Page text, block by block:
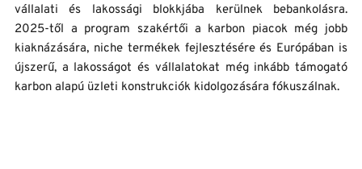
vállalati és lakossági blokkjába kerülnek bebankolásra.
2025-től a program szakértői a karbon piacok még jobb
kiaknázására, niche termékek fejlesztésére és Európában is
újszerű, a lakosságot és vállalatokat még inkább támogató
karbon alapú üzleti konstrukciók kidolgozására fókuszálnak.